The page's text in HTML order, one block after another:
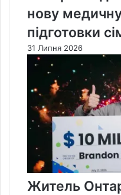
нову
підготовки
31 Липня 2026
Житель